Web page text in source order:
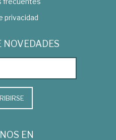
privacidad
NOVEDADES
EN